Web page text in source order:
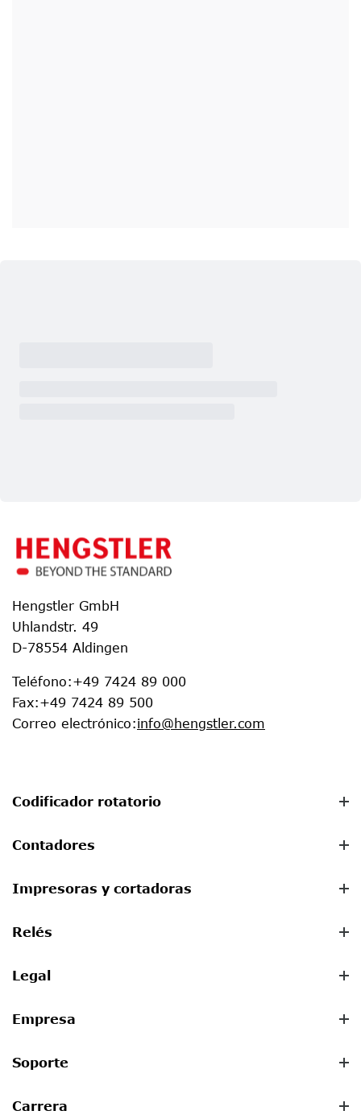
Hengstler GmbH
Uhlandstr. 49
D-78554 Aldingen
Teléfono:+49 7424 89 000
Fax:+49 7424 89 500
Correo electrónico:info@hengstler.com
Codificador rotatorio
Contadores
Impresoras y cortadoras
Relés
Legal
Empresa
Soporte
Carrera